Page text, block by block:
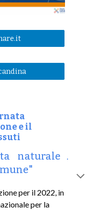
e il
naturale .
per il 2022, in
per la